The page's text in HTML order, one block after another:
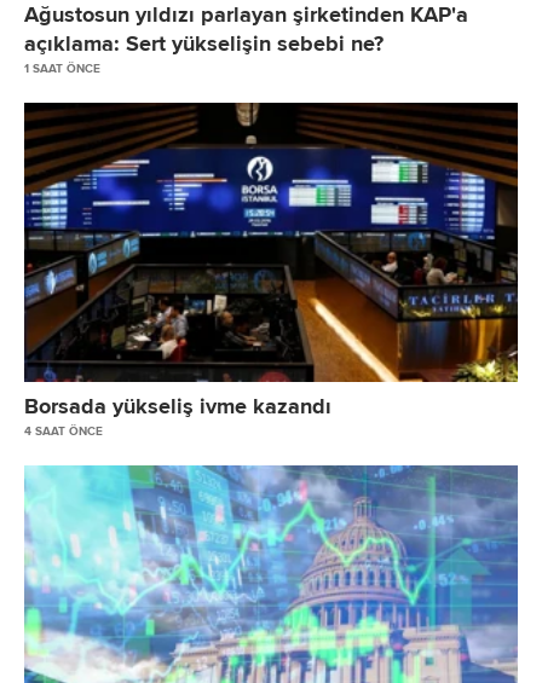
Ağustosun yıldızı parlayan şirketinden KAP'a
açıklama: Sert yükselişin sebebi ne?
1 SAAT ÖNCE
Borsada yükseliş ivme kazandı
4 SAAT ÖNCE